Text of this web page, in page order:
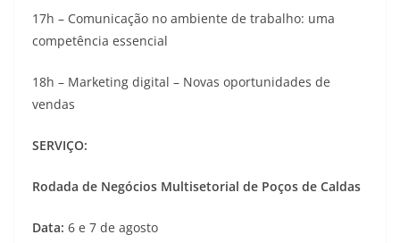
17h – Comunicação no ambiente de trabalho: uma
competência essencial
18h – Marketing digital – Novas oportunidades de
vendas
SERVIÇO:
Rodada de Negócios Multisetorial de Poços de Caldas
Data: 6 e 7 de agosto